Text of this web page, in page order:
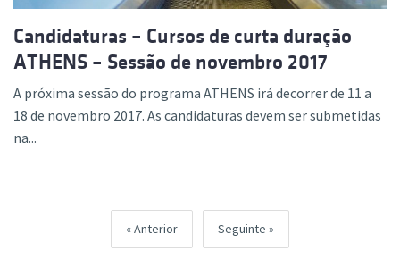
Candidaturas – Cursos de curta duração
ATHENS – Sessão de novembro 2017
A próxima sessão do programa ATHENS irá decorrer de 11 a
18 de novembro 2017. As candidaturas devem ser submetidas
na...
Anterior Seguinte